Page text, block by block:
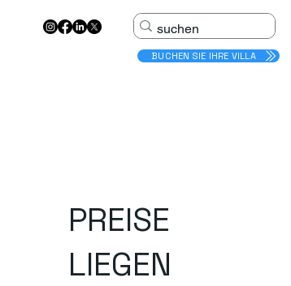
BUCHEN SIE IHRE VILLA
PREISE
LIEGEN